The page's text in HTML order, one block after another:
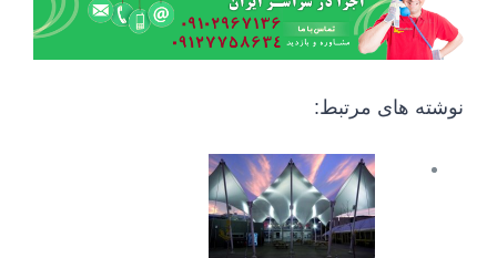
نوشته های مرتبط: